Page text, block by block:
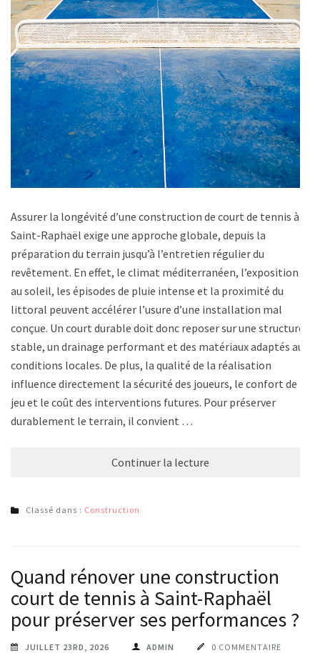
Assurer la longévité d’une construction de court de tennis à
Saint-Raphaël exige une approche globale, depuis la
préparation du terrain jusqu’à l’entretien régulier du
revêtement. En effet, le climat méditerranéen, l’exposition
au soleil, les épisodes de pluie intense et la proximité du
littoral peuvent accélérer l’usure d’une installation mal
conçue. Un court durable doit donc reposer sur une structure
stable, un drainage performant et des matériaux adaptés aux
conditions locales. De plus, la qualité de la réalisation
influence directement la sécurité des joueurs, le confort de
jeu et le coût des interventions futures. Pour préserver
durablement le terrain, il convient …
Continuer la lecture
Classé dans : Construction
Quand rénover une construction
court de tennis à Saint-Raphaël
pour préserver ses performances ?
JUILLET 23RD, 2026 ADMIN 0 COMMENTAIRE